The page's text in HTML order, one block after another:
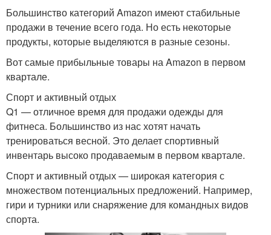
Большинство категорий Amazon имеют стабильные
продажи в течение всего года. Но есть некоторые
продукты, которые выделяются в разные сезоны.
Вот самые прибыльные товары на Amazon в первом
квартале.
Спорт и активный отдых
Q1 — отличное время для продажи одежды для
фитнеса. Большинство из нас хотят начать
тренироваться весной. Это делает спортивный
инвентарь высоко продаваемым в первом квартале.
Спорт и активный отдых — широкая категория с
множеством потенциальных предложений. Например,
гири и турники или снаряжение для командных видов
спорта.